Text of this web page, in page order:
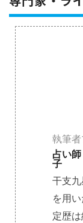
執筆
占い
子
干支
を用
定歴